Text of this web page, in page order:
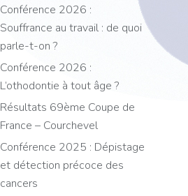
Conférence 2026 :
Souffrance au travail : de quoi
parle-t-on ?
Conférence 2026 :
L’othodontie à tout âge ?
Résultats 69ème Coupe de
France – Courchevel
Conférence 2025 : Dépistage
et détection précoce des
cancers